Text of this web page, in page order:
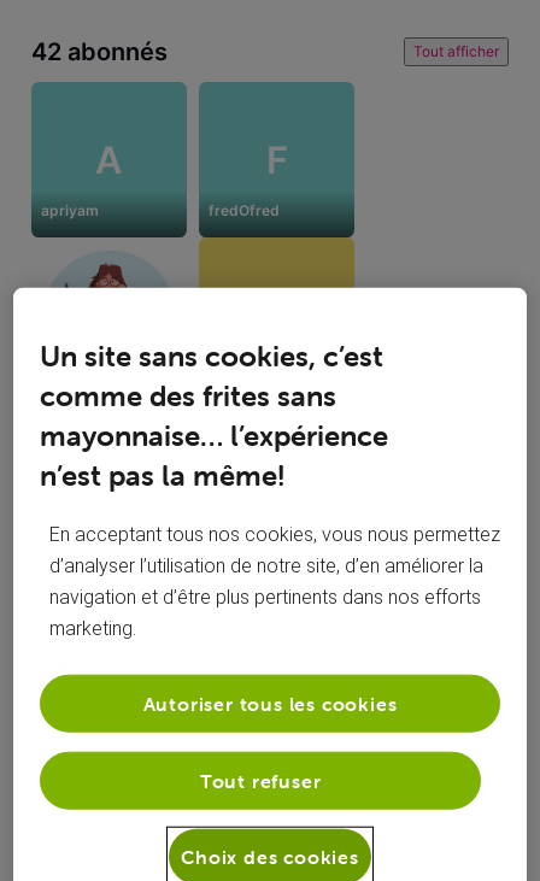
42 abonnés Tout afficher
A
apriyam
F
fredOfred
KellyB34 Brina73
3 suivent
Nicolas_V Visiteur4
Un site sans cookies, c’est
comme des frites sans
mayonnaise… l’expérience
n’est pas la même!
En acceptant tous nos cookies, vous nous permettez
d’analyser l’utilisation de notre site, d’en améliorer la
navigation et d’être plus pertinents dans nos efforts
marketing.
Tout refuser
Autoriser tous les cookies
Choix des cookies